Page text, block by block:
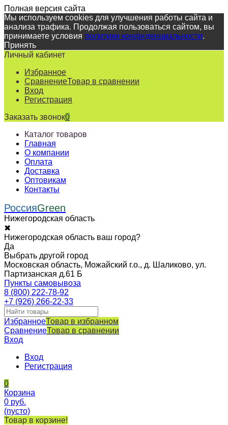
Полная версия сайта
Мы используем cookies для улучшения работы сайта и
анализа трафика. Продолжая пользоваться сайтом, вы
принимаете условия политики конфиденциальности.
Принять
Личный кабинет
Избранное
СравнениеТовар в сравнении
Вход
Регистрация
Заказать звонок0
Каталог товаров
Главная
О компании
Оплата
Доставка
Оптовикам
Контакты
РоссияGreen
Нижегородская область
✖
Нижегородская область ваш город?
Да
Выбрать другой город
Московская область, Можайский г.о., д. Шаликово, ул.
Партизанская д.61 Б
Пункты самовывоза
8 (800) 222-78-92
+7 (926) 266-22-33
ИзбранноеТовар в избранном
СравнениеТовар в сравнении
Вход
Вход
Регистрация
0
Корзина
0 руб.
(пусто)
Товар в корзине!